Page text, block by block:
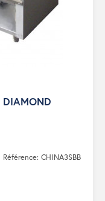
DIAMOND
Référence: CHINA3SBB